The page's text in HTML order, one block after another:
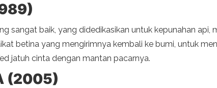
sangat baik, yang didedikasikan untuk kepunahan
betina yang mengirimnya kembali ke bumi, untuk
jatuh cinta dengan mantan pacarnya.
(2005)